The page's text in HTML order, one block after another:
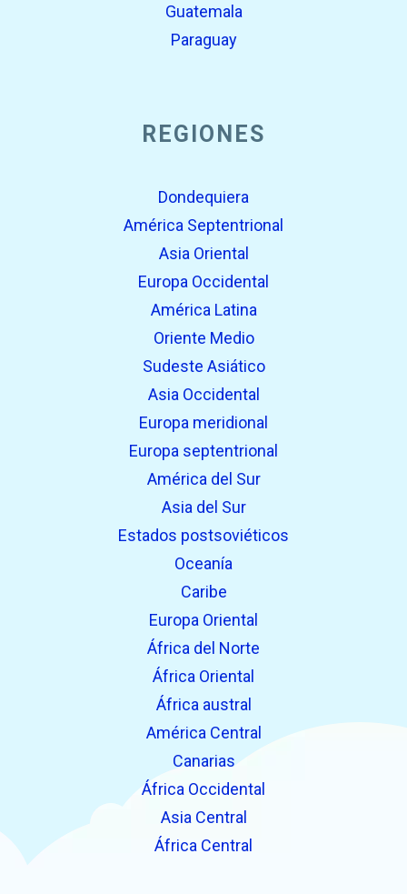
Guatemala
Paraguay
REGIONES
Dondequiera
América Septentrional
Asia Oriental
Europa Occidental
América Latina
Oriente Medio
Sudeste Asiático
Asia Occidental
Europa meridional
Europa septentrional
América del Sur
Asia del Sur
Estados postsoviéticos
Oceanía
Caribe
Europa Oriental
África del Norte
África Oriental
África austral
América Central
Canarias
África Occidental
Asia Central
África Central